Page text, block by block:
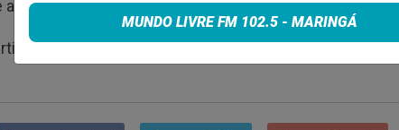
banda cada vez mais inspirada.
ir aos shows e conferir do que se trata esse DNA da
MUNDO LIVRE FM 102.5 - MARINGÁ